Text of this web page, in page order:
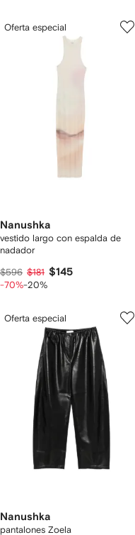
Oferta especial
Nanushka
vestido largo con espalda de
nadador
$596 $181 $145
-70%-20%
Oferta especial
Nanushka
pantalones Zoela